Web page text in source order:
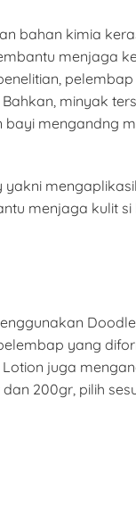
bahan kimia
menjaga
minyak
mengandng
menjaga kulit
yang
juga
200gr, pilih